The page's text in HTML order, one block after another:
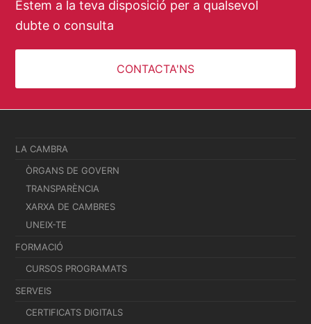
Estem a la teva disposició per a qualsevol
dubte o consulta
CONTACTA'NS
LA CAMBRA
ÒRGANS DE GOVERN
TRANSPARÈNCIA
XARXA DE CAMBRES
UNEIX-TE
FORMACIÓ
CURSOS PROGRAMATS
SERVEIS
CERTIFICATS DIGITALS